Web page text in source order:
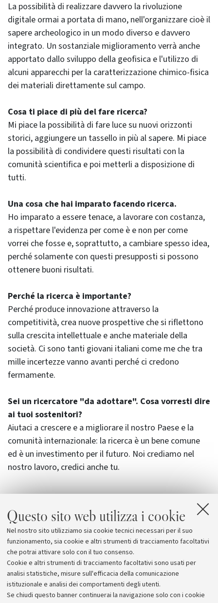
Questo sito web utilizza i cookie
Nel nostro sito utilizziamo sia cookie tecnici necessari per il suo
funzionamento, sia cookie e altri strumenti di tracciamento facoltativi
che potrai attivare solo con il tuo consenso.
Cookie e altri strumenti di tracciamento facoltativi sono usati per
analisi statistiche, misure sull'efficacia della comunicazione
istituzionale e analisi dei comportamenti degli utenti.
Se chiudi questo banner continuerai la navigazione solo con i cookie
La possibilità di realizzare davvero la rivoluzione
digitale ormai a portata di mano, nell'organizzare cioè il
sapere archeologico in un modo diverso e davvero
integrato. Un sostanziale miglioramento verrà anche
apportato dallo sviluppo della geofisica e l'utilizzo di
alcuni apparecchi per la caratterizzazione chimico-fisica
dei materiali direttamente sul campo.
Cosa ti piace di più del fare ricerca?
Mi piace la possibilità di fare luce su nuovi orizzonti
storici, aggiungere un tassello in più al sapere. Mi piace
la possibilità di condividere questi risultati con la
comunità scientifica e poi metterli a disposizione di
tutti.
Una cosa che hai imparato facendo ricerca.
Ho imparato a essere tenace, a lavorare con costanza,
a rispettare l'evidenza per come è e non per come
vorrei che fosse e, soprattutto, a cambiare spesso idea,
perché solamente con questi presupposti si possono
ottenere buoni risultati.
Perché la ricerca è importante?
Perché produce innovazione attraverso la
competitività, crea nuove prospettive che si riflettono
sulla crescita intellettuale e anche materiale della
società. Ci sono tanti giovani italiani come me che tra
mille incertezze vanno avanti perché ci credono
fermamente.
Sei un ricercatore "da adottare". Cosa vorresti dire
ai tuoi sostenitori?
Aiutaci a crescere e a migliorare il nostro Paese e la
comunità internazionale: la ricerca è un bene comune
ed è un investimento per il futuro. Noi crediamo nel
nostro lavoro, credici anche tu.
Allegati
Università di Bologna - 5 per mille